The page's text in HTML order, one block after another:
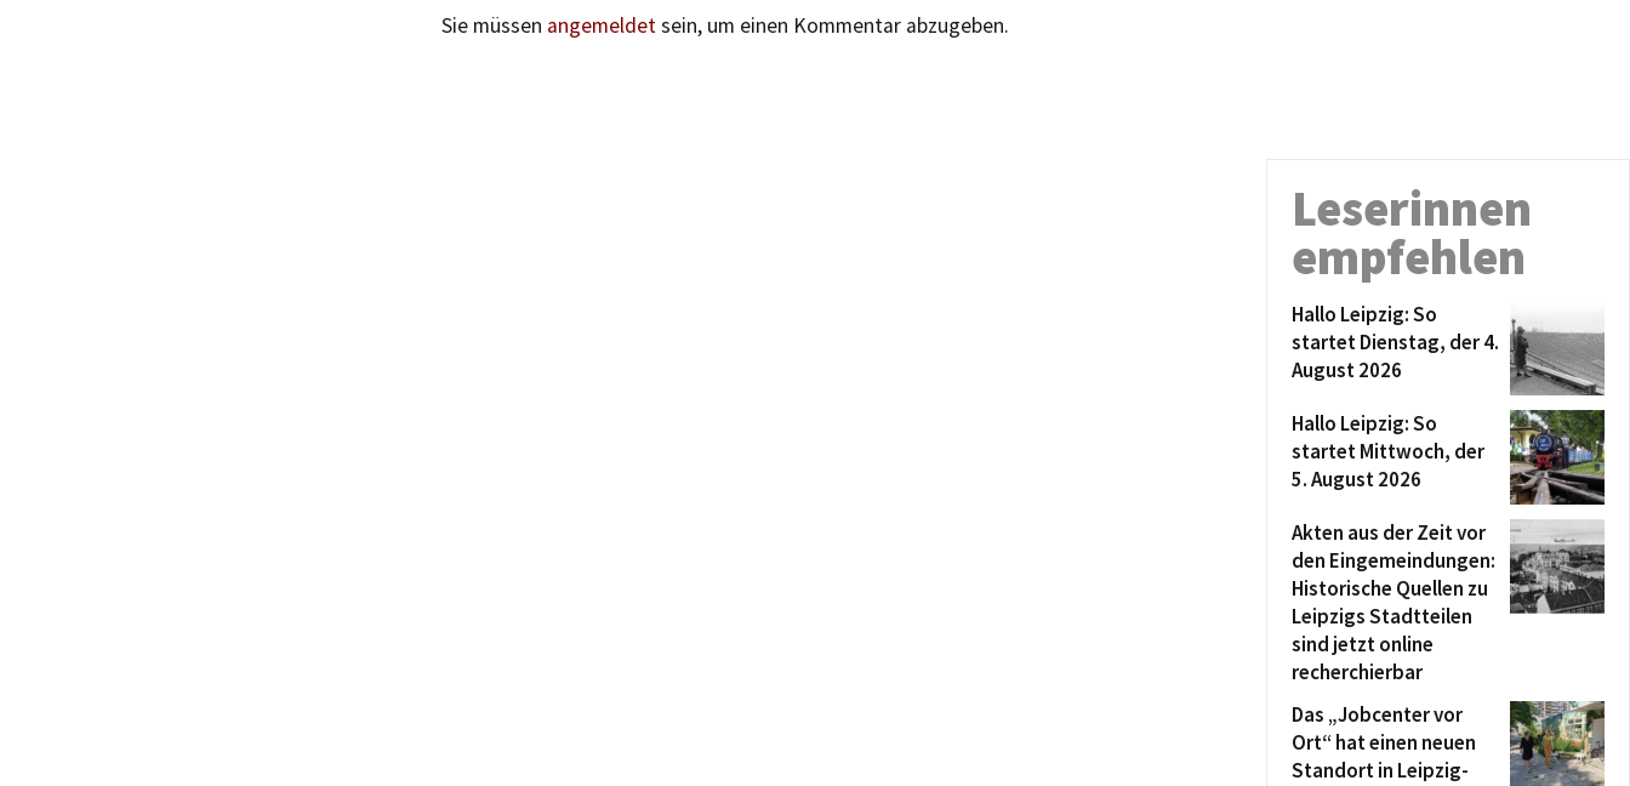
Sie müssen angemeldetsein, um einen Kommentar abzugeben.
Leserinnen
empfehlen
Hallo Leipzig: So
startet Dienstag, der 4.
August 2026
Hallo Leipzig: So
startet Mittwoch, der
5. August 2026
Akten aus der Zeit vor
den Eingemeindungen:
Historische Quellen zu
Leipzigs Stadtteilen
sind jetzt online
recherchierbar
Das „Jobcenter vor
Ort“ hat einen neuen
Standort in Leipzig-